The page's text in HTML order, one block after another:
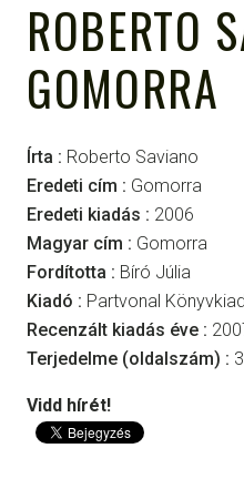
ROBERTO
GOMORRA
Írta : Roberto Saviano
Eredeti cím : Gomorra
Eredeti kiadás : 2006
Magyar cím : Gomorra
Fordította : Bíró Júlia
Kiadó : Partvonal
Recenzált kiadás éve :
Terjedelme (oldalszám) :
Vidd hírét!